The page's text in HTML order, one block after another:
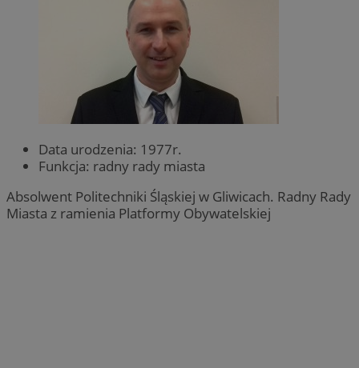
Data urodzenia: 1977r.
Funkcja: radny rady miasta
Absolwent Politechniki Śląskiej w Gliwicach. Radny Rady
Miasta z ramienia Platformy Obywatelskiej